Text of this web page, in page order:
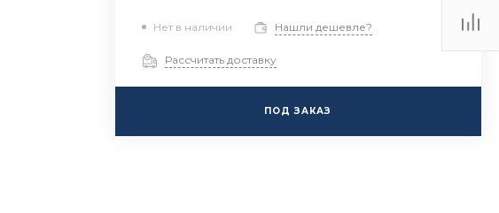
Нет в наличии Нашли дешевле?
Рассчитать доставку
ПОД ЗАКАЗ